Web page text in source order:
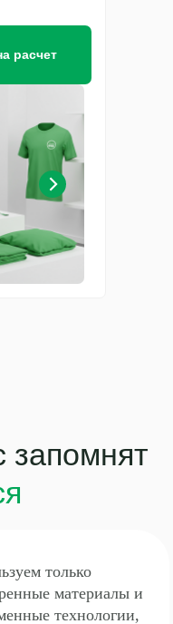
расчет
-
сроки,